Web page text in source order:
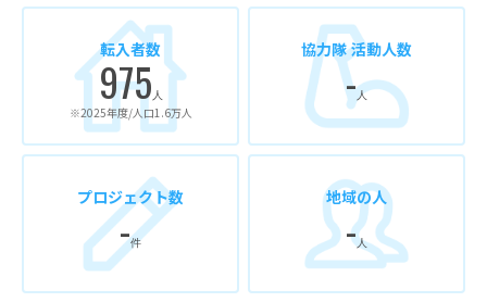
転入者数
975 人
※2025年度/人口1.6万人
協力隊 活動人数
-人
プロジェクト数
-件
地域の人
-人